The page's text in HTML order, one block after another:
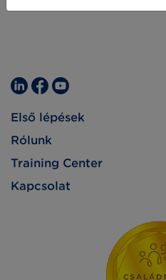
Első lépések
Rólunk
Training Center
Kapcsolat